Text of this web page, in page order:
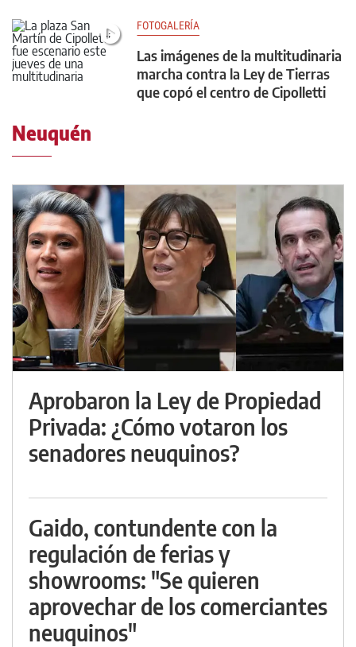
FOTOGALERÍA
Las imágenes de la multitudinaria
marcha contra la Ley de Tierras
que copó el centro de Cipolletti
Neuquén
Aprobaron la Ley de Propiedad
Privada: ¿Cómo votaron los
senadores neuquinos?
Gaido, contundente con la
regulación de ferias y
showrooms: "Se quieren
aprovechar de los comerciantes
neuquinos"